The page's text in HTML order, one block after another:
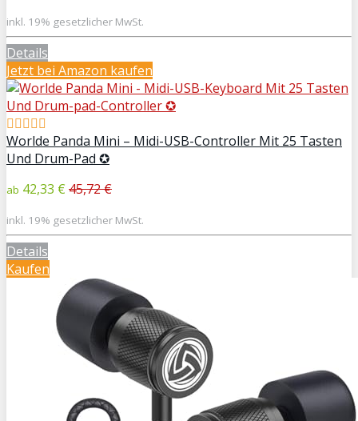
inkl. 19% gesetzlicher MwSt.
Details
Jetzt bei Amazon kaufen
Worlde Panda Mini – Midi-USB-Controller Mit 25 Tasten
Und Drum-Pad ✪
ab 42,33 € 45,72 €
inkl. 19% gesetzlicher MwSt.
Details
Kaufen